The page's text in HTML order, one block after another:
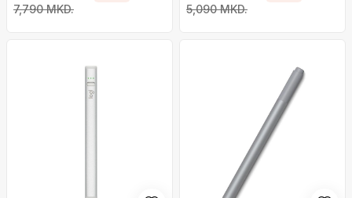
7,790 MKD. 5,090 MKD.